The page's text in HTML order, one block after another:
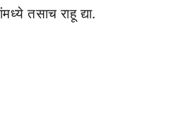
तसाच राहू द्या.